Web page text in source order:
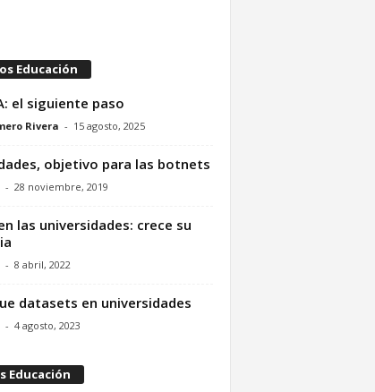
Educación
el siguiente paso
Rivera - 15 agosto, 2025
objetivo para las botnets
- 28 noviembre, 2019
las universidades: crece su
- 8 abril, 2022
datasets en universidades
- 4 agosto, 2023
Educación